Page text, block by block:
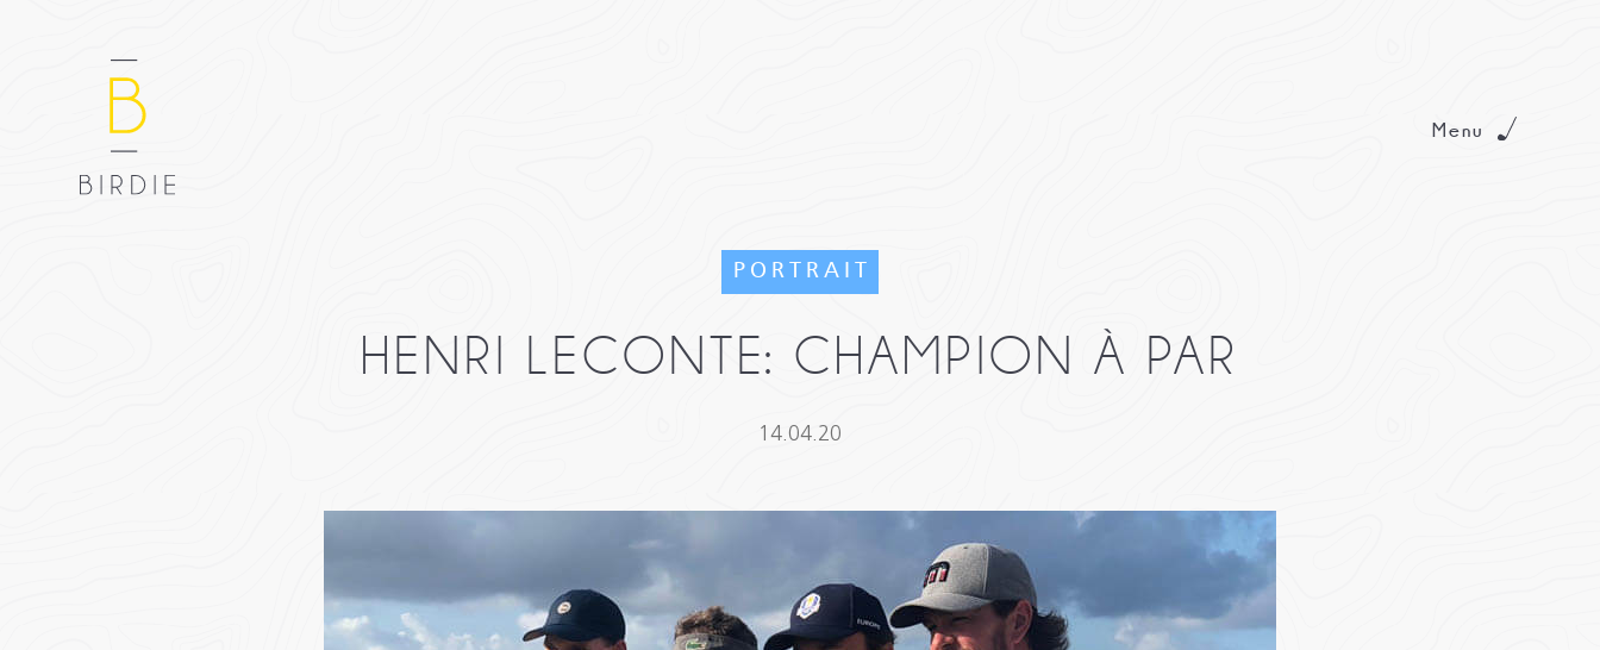
PORTRAIT
HENRI LECONTE: CHAMPION À PAR
14.04.20
Menu